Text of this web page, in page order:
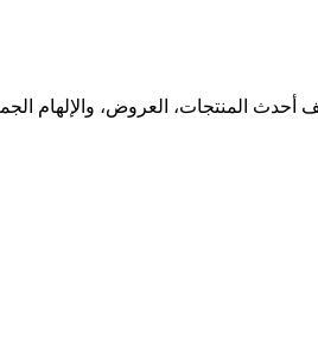
أحدث المنتجات، العروض، والإلهام